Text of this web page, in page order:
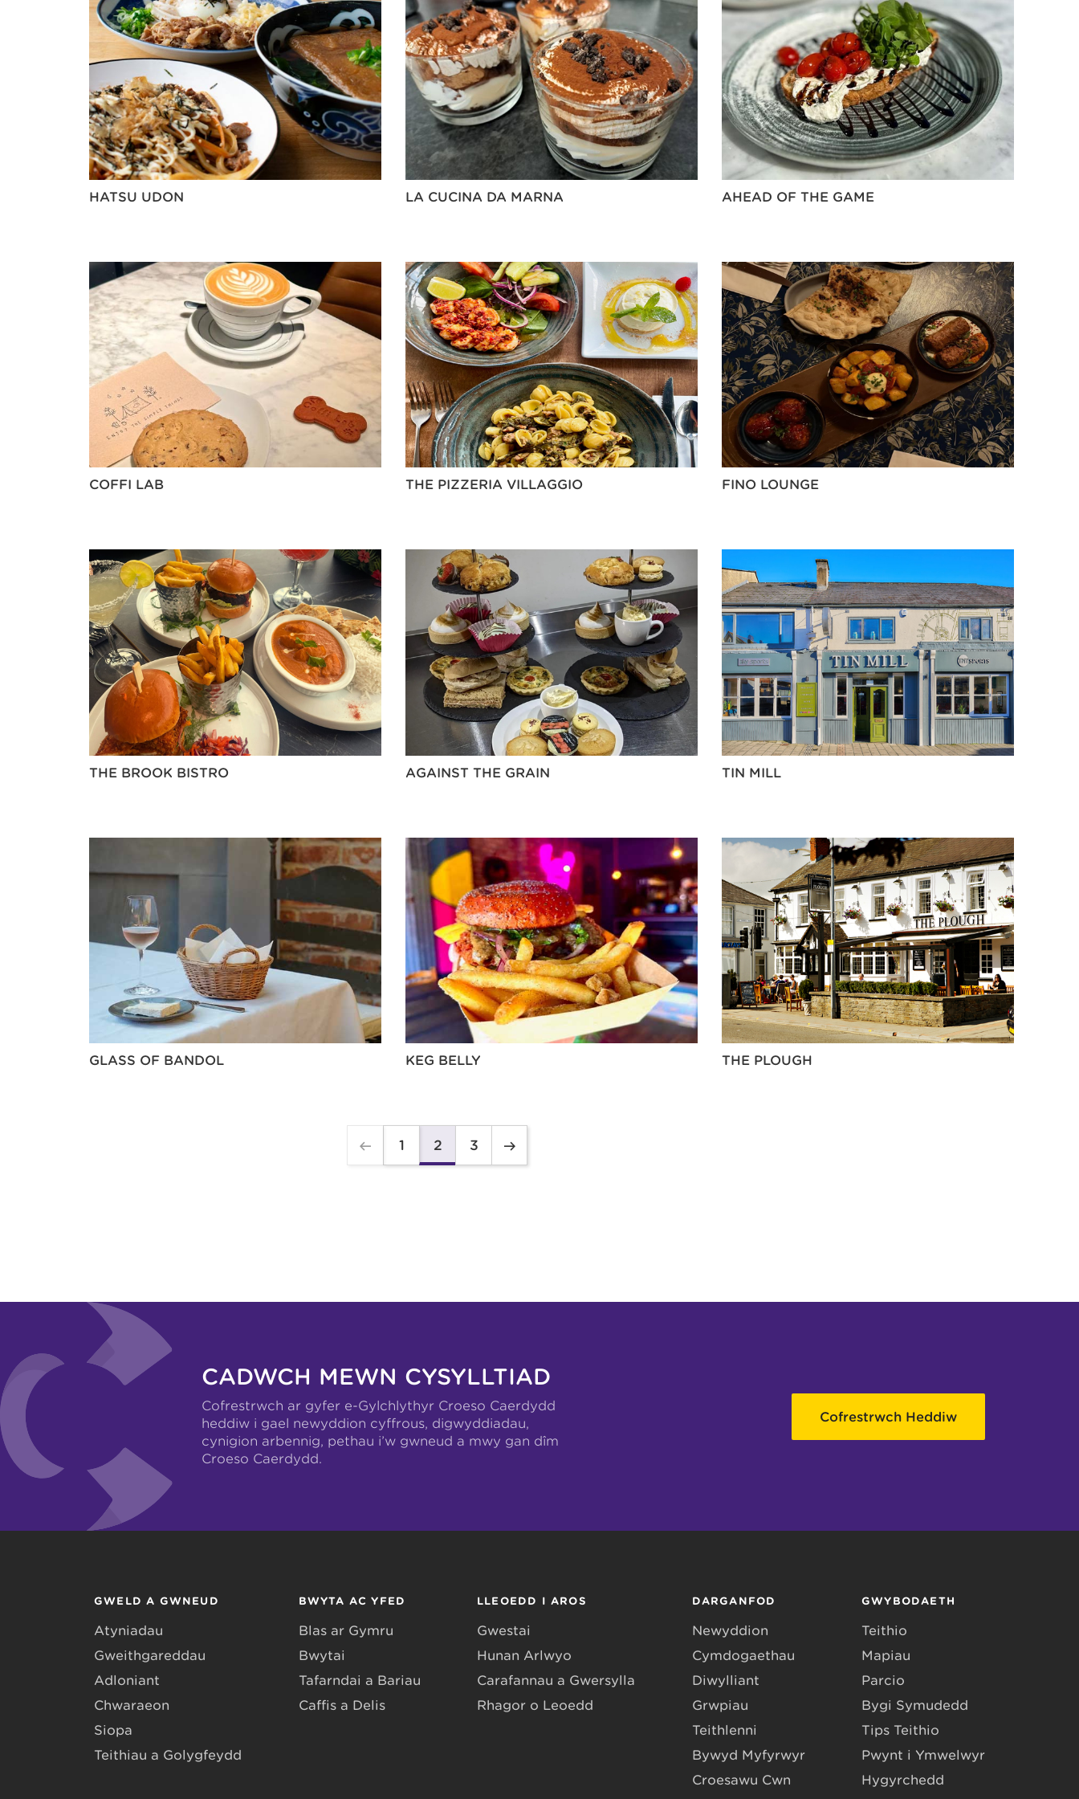
HATSU UDON LA CUCINA DA MARNA AHEAD OF THE GAME
COFFI LAB THE PIZZERIA VILLAGGIO FINO LOUNGE
THE BROOK BISTRO AGAINST THE GRAIN TIN MILL
GLASS OF BANDOL KEG BELLY THE PLOUGH
1 2 3
CADWCH MEWN CYSYLLTIAD
Cofrestrwch ar gyfer e-Gylchlythyr Croeso Caerdydd
heddiw i gael newyddion cyffrous, digwyddiadau,
cynigion arbennig, pethau i’w gwneud a mwy gan dîm
Croeso Caerdydd.
Cofrestrwch Heddiw
GWELD A GWNEUD
Atyniadau
Gweithgareddau
Adloniant
Chwaraeon
Siopa
Teithiau a Golygfeydd
BWYTA AC YFED
Blas ar Gymru
Bwytai
Tafarndai a Bariau
Caffis a Delis
LLEOEDD I AROS
Gwestai
Hunan Arlwyo
Carafannau a Gwersylla
Rhagor o Leoedd
DARGANFOD
Newyddion
Cymdogaethau
Diwylliant
Grwpiau
Teithlenni
Bywyd Myfyrwyr
Croesawu Cŵn
GWYBODAETH
Teithio
Mapiau
Parcio
Bygi Symudedd
Tips Teithio
Pwynt i Ymwelwyr
Hygyrchedd